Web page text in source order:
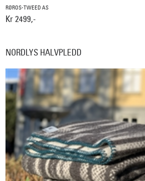
RØROS-TWEED AS
Kr 2499,-
NORDLYS HALVPLEDD